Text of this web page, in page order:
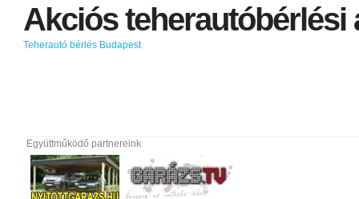
Akciósteherautóbérlési
Teherautó bérlés Budapest
Együttműködő partnereink